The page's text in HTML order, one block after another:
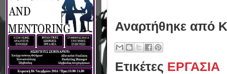
Αναρτήθηκε από
Ετικέτες ΕΡΓΑΣΙΑ